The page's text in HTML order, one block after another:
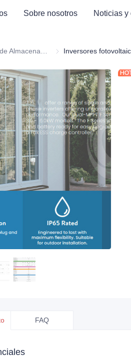
Sobre nosotros Noticias y
Productos de
FAQ